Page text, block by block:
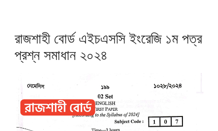
রাজশাহী বোর্ড এইচএসসি ইংরেজি ১ম পত্র
প্রশ্ন সমাধান ২০২৪